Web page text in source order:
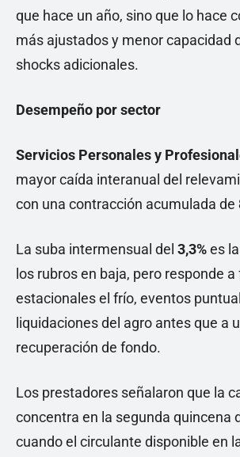
que hace un año, sino que lo hace
más ajustados y menor capacidad
shocks adicionales.
Desempeño por sector
Servicios Personales y
mayor caída interanual del
con una contracción acumulada de
La suba intermensual del 3,3%es
los rubros en baja, pero responde
estacionales el frío, eventos
liquidaciones del agro antes que a
recuperación de fondo.
Los prestadores señalaron que la
concentra en la segunda quincena
cuando el circulante disponible en